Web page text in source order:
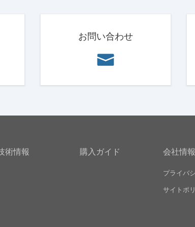
お問い合わせ
術情報 購入ガイド 会社情報
プライバ
サイトポ